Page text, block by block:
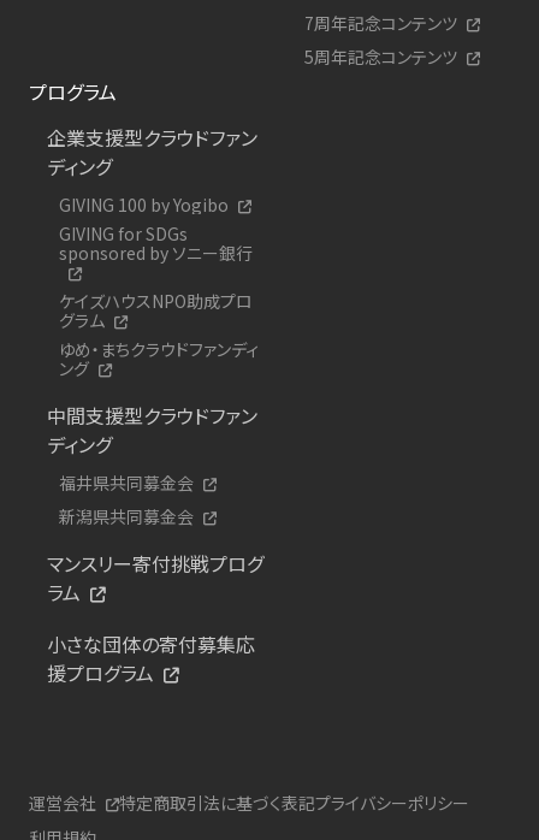
7周年記念コンテンツ
5周年記念コンテンツ
プログラム
企業支援型クラウドファン
ディング
GIVING 100 by Yogibo
GIVING for SDGs
sponsored by ソニー銀行
ケイズハウスNPO助成プロ
グラム
ゆめ・まちクラウドファンディ
ング
中間支援型クラウドファン
ディング
福井県共同募金会
新潟県共同募金会
マンスリー寄付挑戦プログ
ラム
小さな団体の寄付募集応
援プログラム
運営会社 特定商取引法に基づく表記プライバシーポリシー